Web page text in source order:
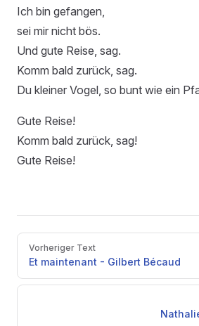
Ich bin gefangen,
sei mir nicht bös.
Und gute Reise, sag.
Komm bald zurück, sag.
Du kleiner Vogel, so bunt wie ein
Gute Reise!
Komm bald zurück, sag!
Gute Reise!
Pager
Vorheriger Text
Et maintenant - Gilbert Bécaud